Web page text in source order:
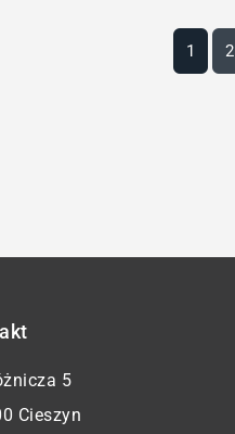
1 2
5
Cieszyn